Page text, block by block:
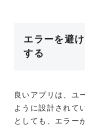
エラーを避
する
良いアプリは、ユ
ように設計されて
としても、エラー